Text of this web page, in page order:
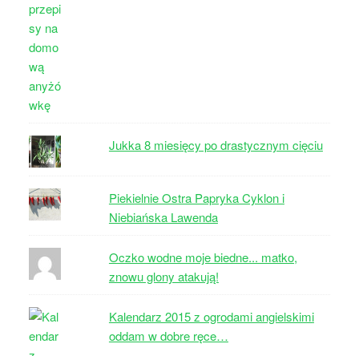
Jukka 8 miesięcy po drastycznym cięciu
Piekielnie Ostra Papryka Cyklon i
Niebiańska Lawenda
Oczko wodne moje biedne... matko,
znowu glony atakują!
Kalendarz 2015 z ogrodami angielskimi
oddam w dobre ręce…